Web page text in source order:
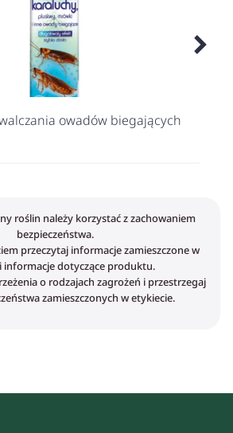
owadów biegających
roślin należy korzystać z zachowaniem
bezpieczeństwa.
przeczytaj informacje zamieszczone w
informacje dotyczące produktu.
o rodzajach zagrożeń i przestrzegaj
zamieszczonych w etykiecie.